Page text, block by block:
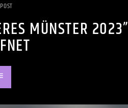
MÜNSTER 2023”